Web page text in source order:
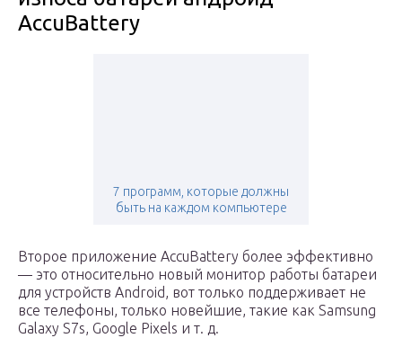
AccuBattery
7 программ, которые должны
быть на каждом компьютере
Второе приложение AccuBattery более эффективно
— это относительно новый монитор работы батареи
для устройств Android, вот только поддерживает не
все телефоны, только новейшие, такие как Samsung
Galaxy S7s, Google Pixels и т. д.